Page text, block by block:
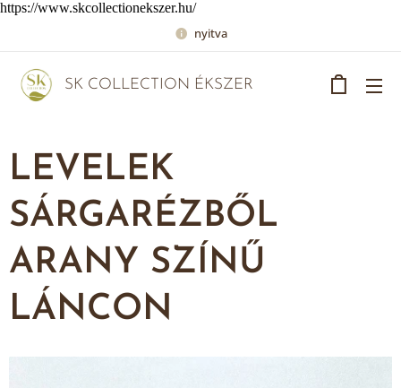
https://www.skcollectionekszer.hu/
nyitva
SK COLLECTION ÉKSZER
LEVELEK
SÁRGARÉZBŐL
ARANY SZÍNŰ
LÁNCON